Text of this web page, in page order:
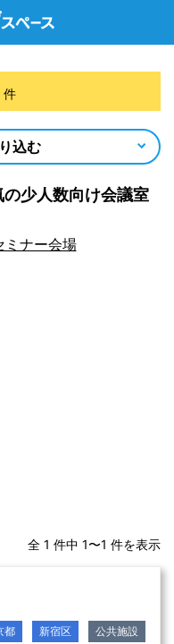
少人数向け会議室
ミナー会場
全 1 件中 1〜1 件を表示
都 新宿区 公共施設
件
込む